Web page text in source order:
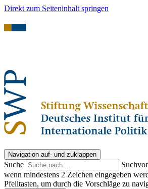
Direkt zum Seiteninhalt springen
Navigation auf- und zuklappen
Suche
wenn mindestens 2 Zeichen eingegeben
Pfeiltasten, um durch die Vorschläge zu